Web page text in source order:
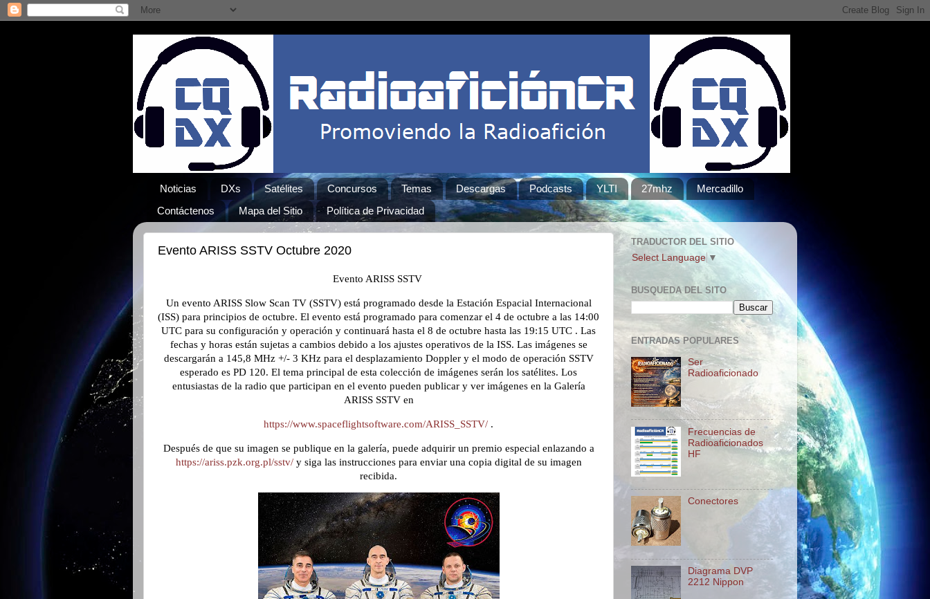
Noticias DXs Satélites Concursos Temas Descargas Podcasts YLTI 27mhz
Mercadillo
Contáctenos
Mapa del Sitio Política de Privacidad
Evento ARISS SSTV Octubre 2020
Evento ARISS SSTV
Un evento ARISS Slow Scan TV (SSTV) está programado desde la Estación Espacial Internacional
(ISS) para principios de octubre. El evento está programado para comenzar el 4 de octubre a las 14:00
UTC para su configuración y operación y continuará hasta el 8 de octubre hasta las 19:15 UTC . Las
fechas y horas están sujetas a cambios debido a los ajustes operativos de la ISS. Las imágenes se
descargarán a 145,8 MHz +/- 3 KHz para el desplazamiento Doppler y el modo de operación SSTV
esperado es PD 120. El tema principal de esta colección de imágenes serán los satélites. Los
entusiastas de la radio que participan en el evento pueden publicar y ver imágenes en la Galería
ARISS SSTV en
https://www.spaceflightsoftware.com/ARISS_SSTV/ .
Después de que su imagen se publique en la galería, puede adquirir un premio especial enlazando a
https://ariss.pzk.org.pl/sstv/y siga las instrucciones para enviar una copia digital de su imagen
recibida.
TRADUCTOR DEL SITIO
Select Language ▼
BUSQUEDA DEL SITO
ENTRADAS POPULARES
Ser
Radioaficionado
Frecuencias de
Radioaficionados
HF
Conectores
Diagrama DVP
2212 Nippon